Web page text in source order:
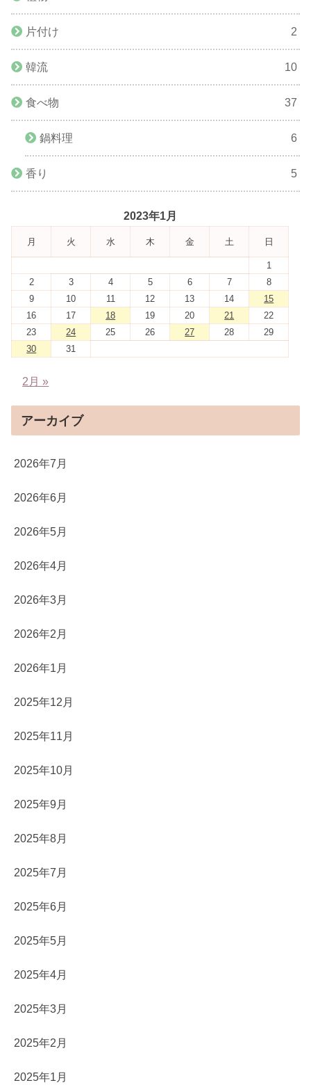
片付け 2
韓流 10
食べ物 37
鍋料理 6
香り 5
2023年1月
月 火 水 木 金 土 日
1
2
3 4 5 6 7
8
9
10 11 12 13 14
15
16
17 18 19 20 21
22
23
24 25 26 27 28
29
30
31
2月 »
アーカイブ
2026年7月
2026年6月
2026年5月
2026年4月
2026年3月
2026年2月
2026年1月
2025年12月
2025年11月
2025年10月
2025年9月
2025年8月
2025年7月
2025年6月
2025年5月
2025年4月
2025年3月
2025年2月
2025年1月